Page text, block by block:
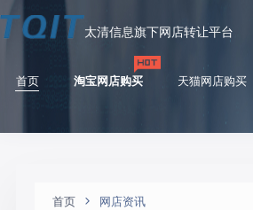
太清信息旗下网店转让平台
首页 淘宝网店购买 天猫网店购买
首页 网店资讯